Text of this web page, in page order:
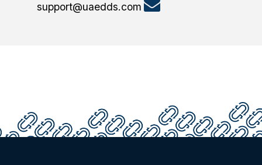
support@uaedds.com